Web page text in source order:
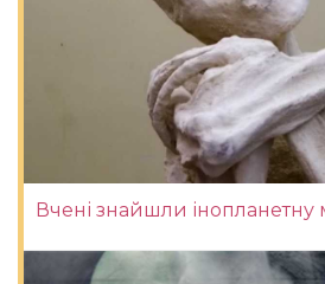
Вчені знайшли інопланетну